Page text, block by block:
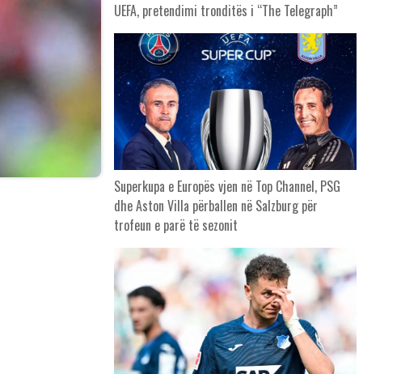
UEFA, pretendimi tronditës i “The Telegraph”
Superkupa e Europës vjen në Top Channel, PSG
dhe Aston Villa përballen në Salzburg për
trofeun e parë të sezonit